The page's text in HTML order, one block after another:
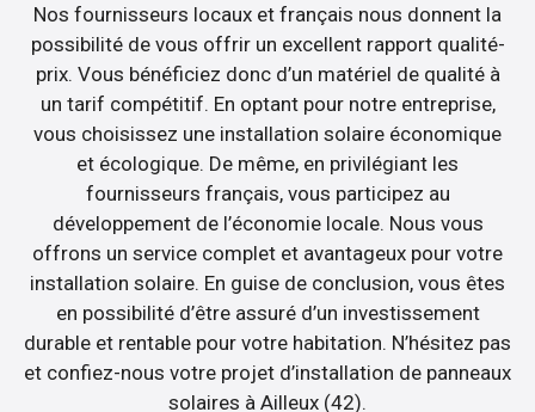
Nos fournisseurs locaux et français nous donnent la
possibilité de vous offrir un excellent rapport qualité-
prix. Vous bénéficiez donc d’un matériel de qualité à
un tarif compétitif. En optant pour notre entreprise,
vous choisissez une installation solaire économique
et écologique. De même, en privilégiant les
fournisseurs français, vous participez au
développement de l’économie locale. Nous vous
offrons un service complet et avantageux pour votre
installation solaire. En guise de conclusion, vous êtes
en possibilité d’être assuré d’un investissement
durable et rentable pour votre habitation. N’hésitez pas
et confiez-nous votre projet d’installation de panneaux
solaires à Ailleux (42).